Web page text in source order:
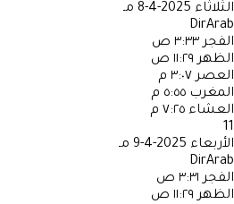
الثلاثاء 2025-4-8 مـ
DirArab
الفجر ٣:٣٣ ص
الظهر ١١:٢٩ ص
العصر ٣:٠٧ م
المغرب ٥:٥٥ م
العشاء ٧:٢٥ م
11
الأربعاء 2025-4-9 مـ
DirArab
الفجر ٣:٣١ ص
الظهر ١١:٢٩ ص